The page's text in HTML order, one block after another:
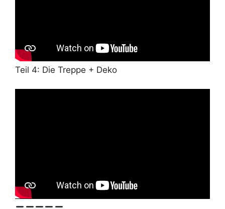
Teil 4: Die Treppe + Deko